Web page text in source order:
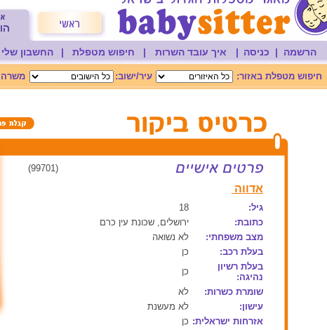
הרשמה | כניסה | איך עובד השרות | חיפוש מטפלת | החשבון שלי
חיפוש מטפלת באזור: עיר/ישוב:
(99701)
אדווה
גיל:
18
כתובת:
ירושלים, שכונת עין כרם
מצב משפחתי:
לא נשואה
בעלת רכב:
כן
בעלת רשיון
נהיגה:
כן
שומרת כשרות:
לא
עישון:
לא מעשנת
אזרחות ישראלית: כן